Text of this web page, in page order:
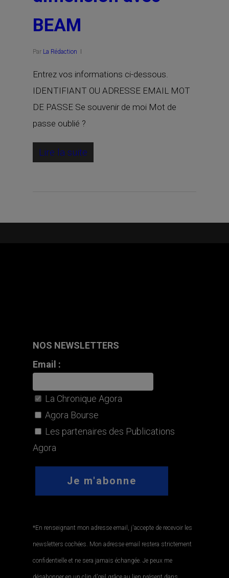
BEAM
Par La Rédaction
Entrez vos informations ci-dessous.
IDENTIFIANT OU ADRESSE EMAIL MOT
DE PASSE Se souvenir de moi Mot de
passe oublié ?
Lire la suite
NOS NEWSLETTERS
Email :
La Chronique Agora
Agora Bourse
Les partenaires des Publications
Agora
*En renseignant mon adresse email, j'accepte de recevoir les
newsletters cochées. Mon adresse email restera strictement
confidentielle et ne sera jamais échangée. Je peux me